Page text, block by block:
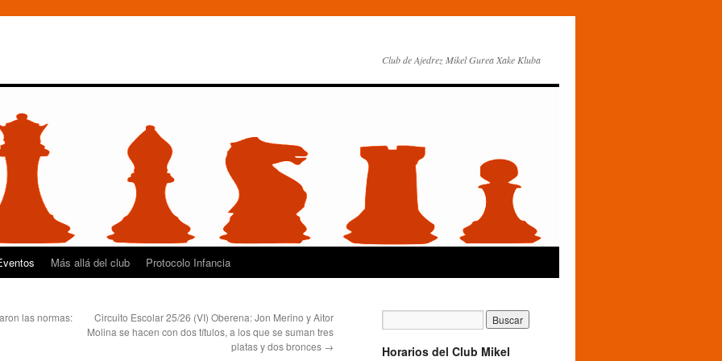
Club de Ajedrez Mikel Gurea Xake Kluba
Más allá del club Protocolo Infancia
las normas:
Circuito Escolar 25/26 (VI) Oberena: Jon Merino y Aitor
Molina se hacen con dos títulos, a los que se suman tres
platas y dos bronces →
Horarios del Club Mikel